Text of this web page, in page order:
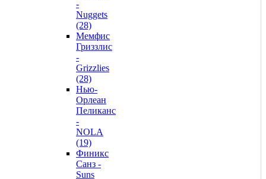
-
Nuggets
(28)
Мемфис
Гриззлис
-
Grizzlies
(28)
Нью-
Орлеан
Пеликанс
-
NOLA
(19)
Финикс
Санз -
Suns